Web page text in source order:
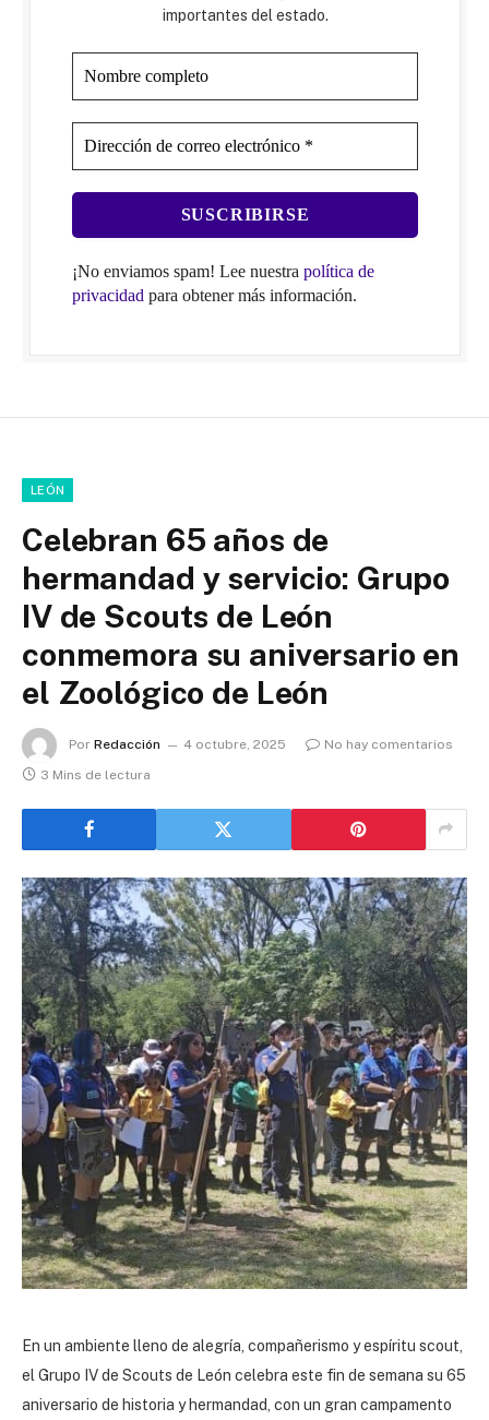
importantes del estado.
¡No enviamos spam! Lee nuestra política de
privacidad para obtener más información.
LEÓN
Celebran 65 años de
hermandad y servicio: Grupo
IV de Scouts de León
conmemora su aniversario en
el Zoológico de León
Por Redacción 4 octubre, 2025
No hay comentarios
3 Mins de lectura
En un ambiente lleno de alegría, compañerismo y espíritu scout,
el Grupo IV de Scouts de León celebra este fin de semana su 65
aniversario de historia y hermandad, con un gran campamento